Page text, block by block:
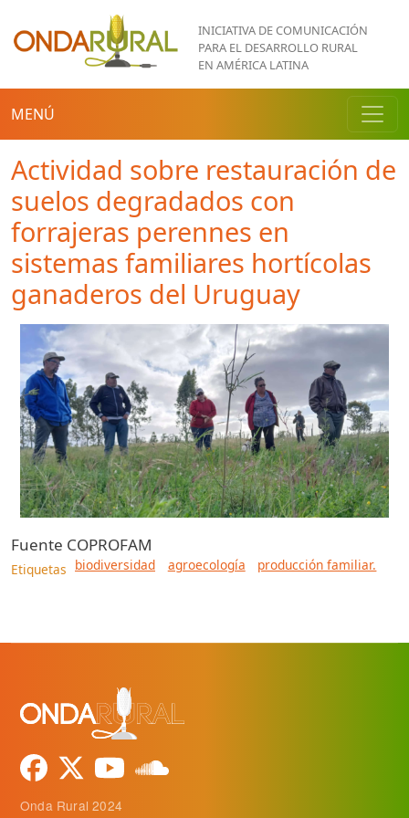
Pasar al contenido principal
INICIATIVA DE COMUNICACIÓN
PARA EL DESARROLLO RURAL
EN AMÉRICA LATINA
MENÚ
Actividad sobre restauración de
suelos degradados con
forrajeras perennes en
sistemas familiares hortícolas
ganaderos del Uruguay
Fuente COPROFAM
Etiquetas biodiversidad agroecología producción familiar.
Onda Rural 2024